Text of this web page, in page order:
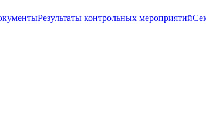
Результаты контрольных мероприятий